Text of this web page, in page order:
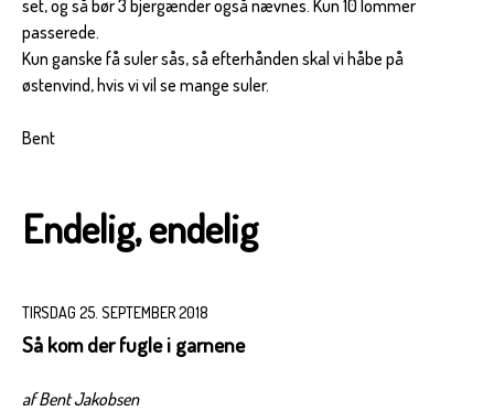
set, og så bør 3 bjergænder også nævnes. Kun 10 lommer
passerede.
Kun ganske få suler sås, så efterhånden skal vi håbe på
østenvind, hvis vi vil se mange suler.
Bent
Endelig, endelig
TIRSDAG 25. SEPTEMBER 2018
Så kom der fugle i garnene
af Bent Jakobsen